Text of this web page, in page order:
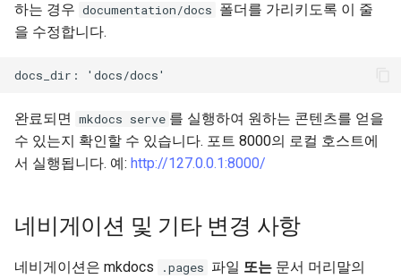
하는 경우 documentation/docs 폴더를 가리키도록 이 줄
을 수정합니다.
완료되면 mkdocs serve 를 실행하여 원하는 콘텐츠를 얻을
수 있는지 확인할 수 있습니다. 포트 8000의 로컬 호스트에
서 실행됩니다. 예: http://127.0.0.1:8000/
네비게이션 및 기타 변경 사항
네비게이션은 mkdocs .pages 파일 또는 문서 머리말의